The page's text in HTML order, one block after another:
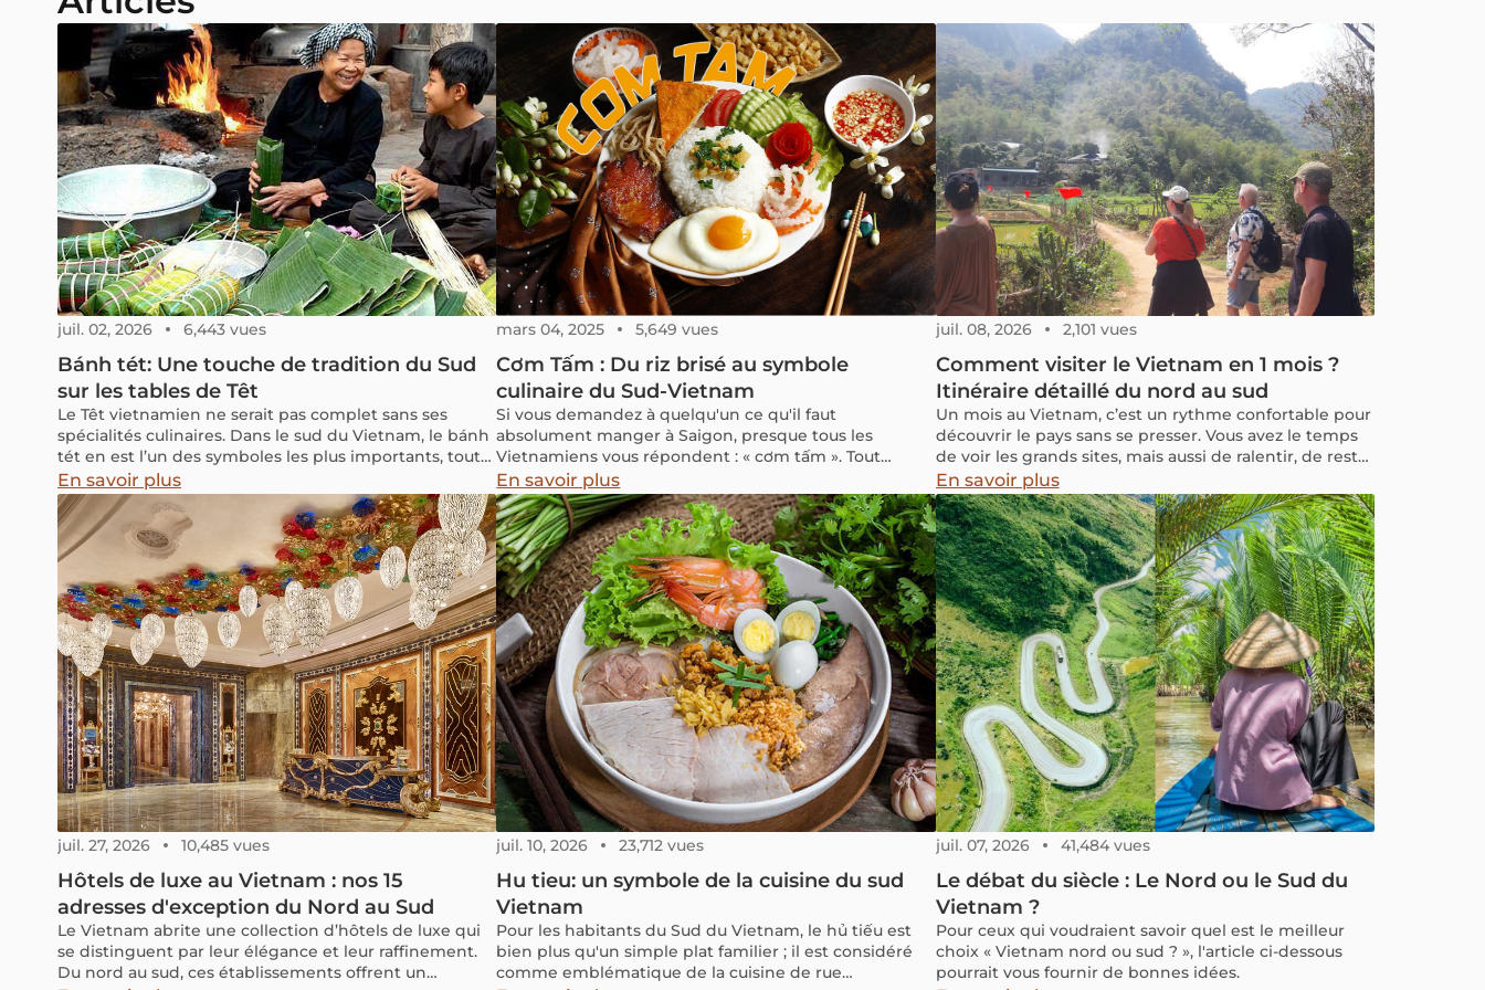
juil. 02, 2026 6,443 vues
Bánh tét: Une touche de tradition du Sud
sur les tables de Têt
Le Têt vietnamien ne serait pas complet sans ses
spécialités culinaires. Dans le sud du Vietnam, le bánh
tét en est l’un des symboles les plus importants, tout
comme le bánh chưng dans le nord. Offert aux
ancêtres, il exprime aussi la gratitude envers la terre et
les vœux de prospérité pour la nouvelle année. À
chaque Têt, son parfum réveille des souvenirs de
famille, de partage et de maison. Découvrez avec nous
cette belle tradition du sud du Vietnam !
En savoir plus
mars 04, 2025 5,649 vues
Cơm Tấm : Du riz brisé au symbole
culinaire du Sud-Vietnam
Si vous demandez à quelqu'un ce qu'il faut
absolument manger à Saigon, presque tous les
Vietnamiens vous répondent : « cơm tấm ». Tout
comme le phở est l'emblème culinaire incontesté de
Hanoi, le cơm tấm est le symbole culinaire de Ho Chi
Minh-Ville, dans le sud du Vietnam. Visiter Ho Chi
Minh-Ville sans avoir goûté au cơm tấm, c’est manquer
une expérience essentielle du voyage. Qu'est-ce qui
rend ce plat si spécial ? Comment un simple plat de
riz peut-il incarner l'ensemble de la gastronomie de la
plus grande ville du Vietnam ? Rejoignez-moi pour
découvrir et savourer la saveur unique de ce délice
culinaire.
En savoir plus
juil. 08, 2026 2,101 vues
Comment visiter le Vietnam en 1 mois ?
Itinéraire détaillé du nord au sud
Un mois au Vietnam, c’est un rythme confortable pour
découvrir le pays sans se presser. Vous avez le temps
de voir les grands sites, mais aussi de ralentir, de rester
une nuit de plus là où l’ambiance vous plaît, de sortir
un peu des itinéraires trop serrés et de ressentir le
rythme réel du pays. Le Vietnam s’étire sur plus de 1
600 kilomètres du nord au sud. Sur 10 ou 15 jours, il faut
souvent trancher. Sur un mois, le voyage devient plus
fluide. Dans cet article, vous trouverez un itinéraire
Vietnam 1 mois pensé pour un premier voyage, avec
une logique du nord au sud, un rythme équilibré et
plusieurs pistes d’ajustement selon votre manière de
voyager.
En savoir plus
juil. 27, 2026 10,485 vues
Hôtels de luxe au Vietnam : nos 15
adresses d'exception du Nord au Sud
Le Vietnam abrite une collection d’hôtels de luxe qui
se distinguent par leur élégance et leur raffinement.
Du nord au sud, ces établissements offrent un
juil. 10, 2026 23,712 vues
Hu tieu: un symbole de la cuisine du sud
Vietnam
Pour les habitants du Sud du Vietnam, le hủ tiếu est
bien plus qu'un simple plat familier ; il est considéré
comme emblématique de la cuisine de rue
juil. 07, 2026 41,484 vues
Le débat du siècle : Le Nord ou le Sud du
Vietnam ?
Pour ceux qui voudraient savoir quel est le meilleur
choix « Vietnam nord ou sud ? », l'article ci-dessous
pourrait vous fournir de bonnes idées.